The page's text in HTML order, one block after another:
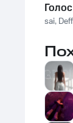
sai,